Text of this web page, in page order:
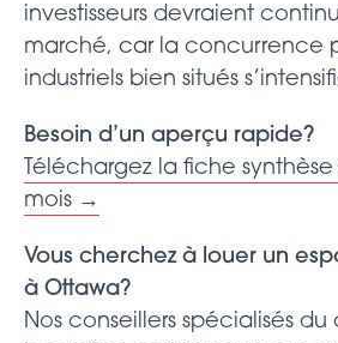
investisseurs devraient
marché, car la concurrence
industriels bien situés
Besoin d’un aperçu rapide?
Téléchargez la fiche
mois →
Vous cherchez à louer un
à Ottawa?
Nos conseillers spécialisés